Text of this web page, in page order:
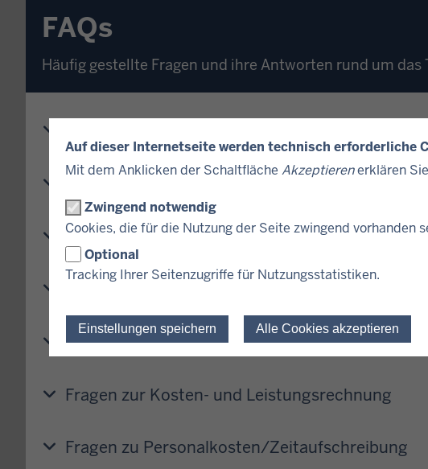
Auf dieser Internetseite werden technisch erforderliche
Mit dem Anklicken der Schaltfläche Akzeptierenerklären
Zwingend notwendig
Cookies, die für die Nutzung der Seite zwingend vorhanden
Optional
Tracking Ihrer Seitenzugriffe für Nutzungsstatistiken.
Einstellungen speichern Alle Cookies akzeptieren
FAQs
Häufig gestellte Fragen und ihre Antworten rund um das
Fragen zur Budgetierung
Fragen zur Anlagenbuchhaltung
Fragen zur Kosten- und Leistungsrechnung
Fragen zu Personalkosten/Zeitaufschreibung